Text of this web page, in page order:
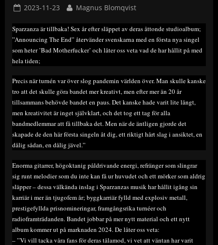
Posted
2023-11-23 By
Magnus Blomqvist
Sparzanza är tillbaka! Sex år efter släppet av deras åttonde studioalbum;
”Announcing The End” återvänder svenskarna med en första nya singel
som heter ’Bad Motherfucker’ och låter oss veta vad de har hållit på med
hela tiden;
Precis när turnén var över slog pandemin världen över. Man skulle kanske
tro att det skulle göra bandet mer kreativt, men efter mer än 20 år
tillsammans behövde bandet en paus. Det kanske hade varit lite långt,
men kreativitet är inget självklart, och det tog ett tag för alla
bandmedlemmar att få tillbaka det. Men när de äntligen gjorde det
skapade de den här första singeln åt dig, ett riktigt hårt slag i ansiktet, en
dålig sådan, en dålig jävel.”
Enorma gitarrer, högoktanig påldrivande energi, refränger som slingrar
sig runt melodier som du inte kan få ur huvudet och ett mörker som aldrig
släpper – dessa välkända inslag i Sparzanzas musik har hållit igång sin
karriär i mer än tjugofem år; byggkarriär fylld med explosiv metall,
prestigefyllda prisnomineringar, framgångsrika turnéer och
radioframträdanden. Bandet jobbar på mer nytt material och ett nytt
album kommer ut på marknaden 2024. De låter oss veta:
– ”Vi vill tacka våra fans för deras tålamod, vi vet att väntan har varit